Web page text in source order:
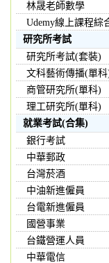
林晟老師數學
Udemy線上課程綜
研究所考試
研究所考試(套裝)
文科藝術傳播(單科
商管研究所(單科)
理工研究所(單科)
就業考試(合集)
銀行考試
中華郵政
台灣菸酒
中油新進僱員
台電新進僱員
國營事業
台鐵營運人員
中華電信